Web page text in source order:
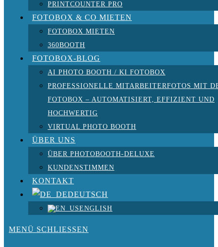
PRINTCOUNTER PRO
FOTOBOX & CO MIETEN
FOTOBOX MIETEN
360BOOTH
FOTOBOX-BLOG
AI PHOTO BOOTH / KI FOTOBOX
PROFESSIONELLE MITARBEITERFOTOS MIT
FOTOBOX – AUTOMATISIERT, EFFIZIENT UND
HOCHWERTIG
VIRTUAL PHOTO BOOTH
ÜBER UNS
ÜBER PHOTOBOOTH-DELUXE
KUNDENSTIMMEN
KONTAKT
DEUTSCH
ENGLISH
MENÜ SCHLIESSEN